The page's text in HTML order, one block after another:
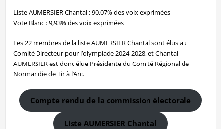
Liste AUMERSIER Chantal : 90,07% des voix exprimées
Vote Blanc : 9,93% des voix exprimées
Les 22 membres de la liste AUMERSIER Chantal sont élus au
Comité Directeur pour l’olympiade 2024-2028, et Chantal
AUMERSIER est donc élue Présidente du Comité Régional de
Normandie de Tir à l’Arc.
Compte rendu de la commission électorale
Liste AUMERSIER Chantal